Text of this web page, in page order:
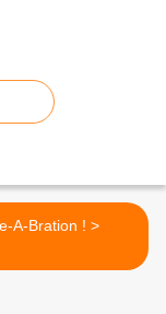
Sale-A-Bration ! >